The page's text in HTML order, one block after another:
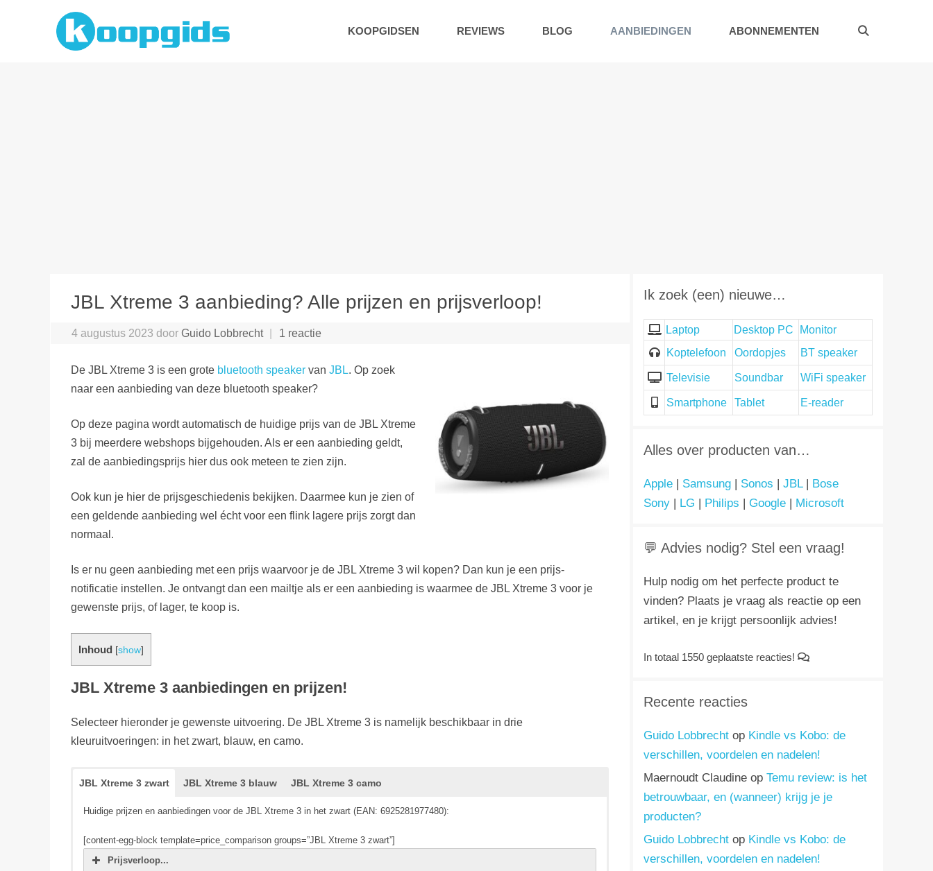
KOOPGIDSEN REVIEWS BLOG AANBIEDINGEN ABONNEMENTEN
JBL Xtreme 3 aanbieding? Alle prijzen en prijsverloop!
4 augustus 2023 door Guido Lobbrecht 1 reactie
De JBL Xtreme 3 is een grote bluetooth speaker van JBL. Op zoek
naar een aanbieding van deze bluetooth speaker?
Op deze pagina wordt automatisch de huidige prijs van de JBL Xtreme
3 bij meerdere webshops bijgehouden. Als er een aanbieding geldt,
zal de aanbiedingsprijs hier dus ook meteen te zien zijn.
Ook kun je hier de prijsgeschiedenis bekijken. Daarmee kun je zien of
een geldende aanbieding wel écht voor een flink lagere prijs zorgt dan
normaal.
Is er nu geen aanbieding met een prijs waarvoor je de JBL Xtreme 3 wil kopen? Dan kun je een prijs-
notificatie instellen. Je ontvangt dan een mailtje als er een aanbieding is waarmee de JBL Xtreme 3 voor je
gewenste prijs, of lager, te koop is.
Inhoud [show]
JBL Xtreme 3 aanbiedingen en prijzen!
Selecteer hieronder je gewenste uitvoering. De JBL Xtreme 3 is namelijk beschikbaar in drie
kleuruitvoeringen: in het zwart, blauw, en camo.
JBL Xtreme 3 zwart JBL Xtreme 3 blauw JBL Xtreme 3 camo
Huidige prijzen en aanbiedingen voor de JBL Xtreme 3 in het zwart (EAN: 6925281977480):
[content-egg-block template=price_comparison groups=”JBL Xtreme 3 zwart”]
Prijsverloop...
Ik zoek (een) nieuwe…
Laptop Desktop PC
Monitor
Koptelefoon
Oordopjes BT speaker
Televisie Soundbar WiFi speaker
Smartphone Tablet E-reader
Alles over producten van…
Apple | Samsung | Sonos | JBL| Bose
Sony | LG | Philips | Google | Microsoft
💬 Advies nodig? Stel een vraag!
Hulp nodig om het perfecte product te
vinden? Plaats je vraag als reactie op een
artikel, en je krijgt persoonlijk advies!
In totaal 1550 geplaatste reacties!
Recente reacties
Guido Lobbrecht op Kindle vs Kobo: de
verschillen, voordelen en nadelen!
Maernoudt Claudine op Temu review: is het
betrouwbaar, en (wanneer) krijg je je
producten?
Guido Lobbrecht op Kindle vs Kobo: de
verschillen, voordelen en nadelen!